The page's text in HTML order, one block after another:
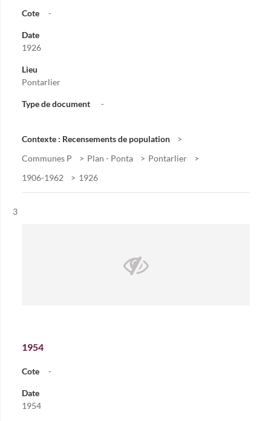
Cote -
Date
1926
Lieu
Pontarlier
Type de document -
Contexte : Recensements de population
Communes P
Plan - Ponta
Pontarlier
1906-1962
1926
Résultat n°
3
1954
Cote -
Date
1954